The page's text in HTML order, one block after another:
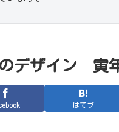
デザイン 寅
はてブ